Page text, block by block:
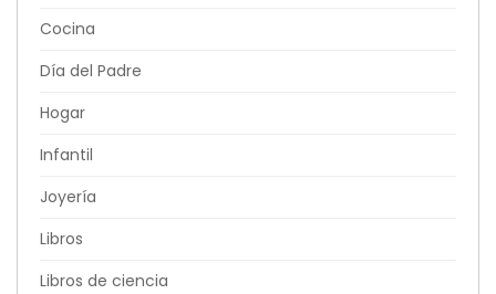
Cocina
Día del Padre
Hogar
Infantil
Joyería
Libros
Libros de ciencia